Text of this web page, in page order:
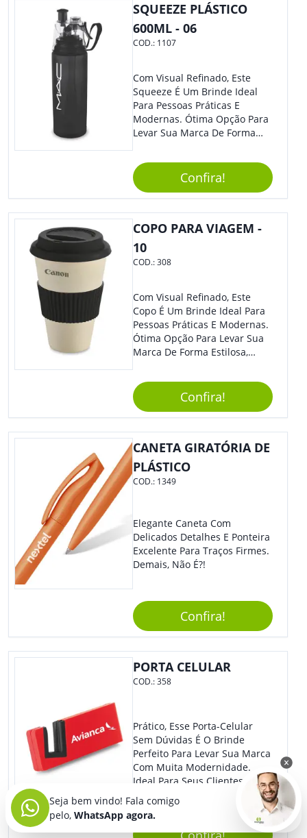
SQUEEZE PLÁSTICO
600ML - 06
COD.: 1107
Com Visual Refinado, Este
Squeeze É Um Brinde Ideal
Para Pessoas Práticas E
Modernas. Ótima Opção Para
Levar Sua Marca De Forma
Sua Empresa Em Eventos,
Reuniões Corporativas Ou Até
Mesmo Para Presentear
Colaboradores E Parceiros De
Sua Empresa.
Confira!
COPO PARA VIAGEM -
10
COD.:308
Com Visual Refinado, Este
Copo É Um Brinde Ideal Para
Pessoas Práticas E Modernas.
Ótima Opção Para Levar Sua
Marca De Forma Estilosa,
Empresa Em Eventos,
Reuniões Corporativas Ou Até
Mesmo Para Presentear
Colaboradores.
Confira!
CANETA GIRATÓRIA DE
PLÁSTICO
COD.: 1349
Elegante Caneta Com
Delicados Detalhes E Ponteira
Excelente Para Traços Firmes.
Demais, Não É?!
Confira!
PORTA CELULAR
COD.:358
Prático, Esse Porta-Celular
Sem Dúvidas É O Brinde
Perfeito Para Levar Sua Marca
Com Muita Modernidade.
Ideal Para Seus Clientes Que
Adoram Praticidade No Dia A
Dia. Com Design Tradicional,
Sua Empresa Terá O Grande
Seja bem vindo! Fala comigo
pelo, WhatsApp agora.